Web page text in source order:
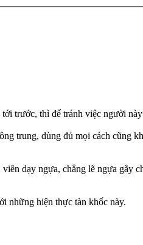
trước, thì để tránh việc người
trung, dùng đủ mọi cách cũng
dạy ngựa, chẳng lẽ ngựa gãy
những hiện thực tàn khốc này.